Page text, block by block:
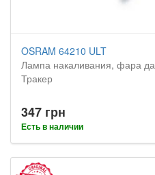
OSRAM 64210 ULT
Лампа накаливания, фара
Тракер
347 грн
Есть в наличии